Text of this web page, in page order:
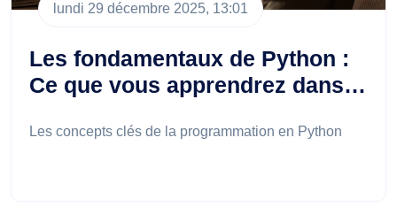
lundi 29 décembre 2025, 13:01
Les fondamentaux de Python :
Ce que vous apprendrez dans…
Les concepts clés de la programmation en Python